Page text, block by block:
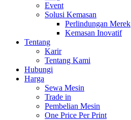
Event
Solusi Kemasan
Perlindungan Merek
Kemasan Inovatif
Tentang
Karir
Tentang Kami
Hubungi
Harga
Sewa Mesin
Trade in
Pembelian Mesin
One Price Per Print